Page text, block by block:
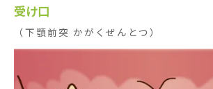
受け口
（下顎前突 かがくぜんとつ）